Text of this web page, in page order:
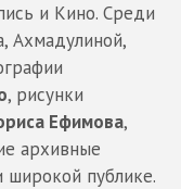
и Кино. Среди
Ахмадулиной,
, рисунки
Ефимова,
архивные
публике.